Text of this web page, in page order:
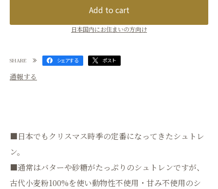
Add to cart
日本国内にお住まいの方向け
SHARE シェアする ポスト
通報する
■日本でもクリスマス時季の定番になってきたシュトレ
ン。
■通常はバターや砂糖がたっぷりのシュトレンですが、
古代小麦粉100%を使い動物性不使用・甘み不使用のシ